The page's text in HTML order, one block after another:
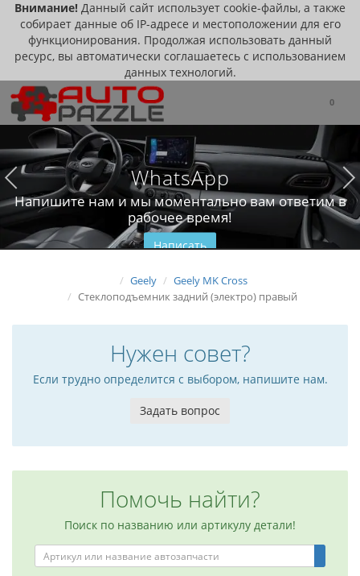
Внимание! Данный сайт использует cookie-файлы, а также
собирает данные об IP-адресе и местоположении для его
функционирования. Продолжая использовать данный
ресурс, вы автоматически соглашаетесь с использованием
данных технологий.
0
WhatsApp
Напишите нам и мы моментально вам ответим в
рабочее время!
Написать
Geely
Geely MK Cross
Стеклоподъемник задний (электро) правый
Нужен совет?
Если трудно определится с выбором, напишите нам.
Задать вопрос
Помочь найти?
Поиск по названию или артикулу детали!